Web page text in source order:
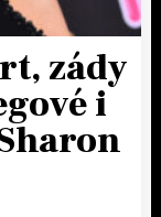
zády
i